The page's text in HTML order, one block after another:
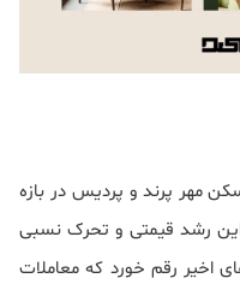
مهر پرند و پردیس در بازه
گران شد، این رشد قیمتی و تحرک نسبی
اخیر رقم خورد که معاملات